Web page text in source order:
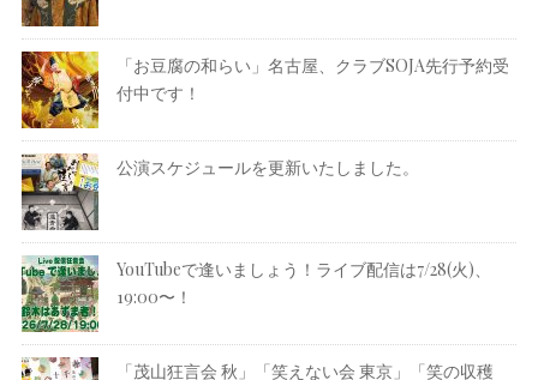
「お豆腐の和らい」名古屋、クラブSOJA先行予約受
付中です！
公演スケジュールを更新いたしました。
YouTubeで逢いましょう！ライブ配信は7/28(火)、
19:00〜！
「茂山狂言会 秋」「笑えない会 東京」「笑の収穫